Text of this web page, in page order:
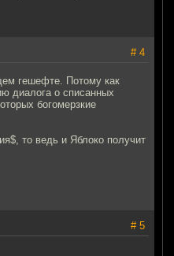
# 4
гешефте. Потому как
диалога о списанных
богомерзкие
то ведь и Яблоко получит
# 5